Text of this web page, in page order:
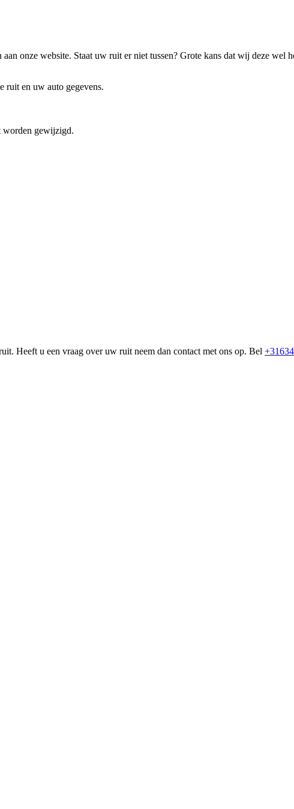
onze website. Staat uw ruit er niet tussen? Grote kans dat wij deze
ruit en uw auto gegevens.
worden gewijzigd.
Heeft u een vraag over uw ruit neem dan contact met ons op. Bel